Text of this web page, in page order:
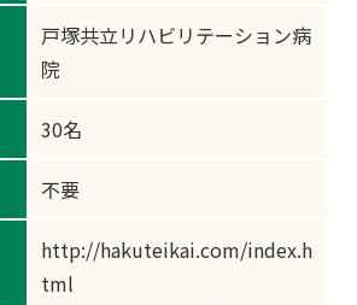
戸塚共立リハビリテーション病
院
30名
不要
http://hakuteikai.com/index.h
tml